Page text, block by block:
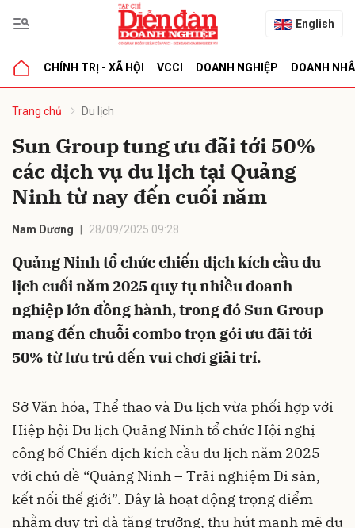
English
CHÍNH TRỊ - XÃ HỘI VCCI DOANH NGHIỆP DOANH
Trang chủ Du lịch
Sun Group tung ưu đãi tới 50%
các dịch vụ du lịch tại Quảng
Ninh từ nay đến cuối năm
Nam Dương 28/09/2025 09:28
Quảng Ninh tổ chức chiến dịch kích cầu du
lịch cuối năm 2025 quy tụ nhiều doanh
nghiệp lớn đồng hành, trong đó Sun Group
mang đến chuỗi combo trọn gói ưu đãi tới
50% từ lưu trú đến vui chơi giải trí.
Sở Văn hóa, Thể thao và Du lịch vừa phối hợp với
Hiệp hội Du lịch Quảng Ninh tổ chức Hội nghị
công bố Chiến dịch kích cầu du lịch năm 2025
với chủ đề “Quảng Ninh – Trải nghiệm Di sản,
kết nối thế giới”. Đây là hoạt động trọng điểm
nhằm duy trì đà tăng trưởng, thu hút mạnh mẽ du
luận
Hủy